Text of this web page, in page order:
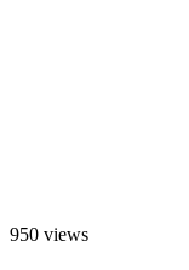
950 views